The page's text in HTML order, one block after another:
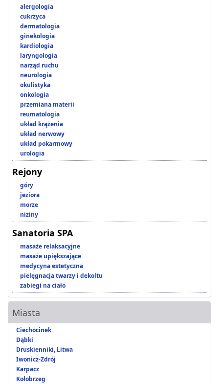
alergologia
cukrzyca
dermatologia
ginekologia
kardiologia
laryngologia
narząd ruchu
neurologia
okulistyka
onkologia
przemiana materii
reumatologia
układ krążenia
układ nerwowy
układ pokarmowy
urologia
Rejony
góry
jeziora
morze
niziny
Sanatoria SPA
masaże relaksacyjne
masaże upiększające
medycyna estetyczna
pielęgnacja twarzy i dekoltu
zabiegi na ciało
Miasta
Ciechocinek
Dąbki
Druskienniki, Litwa
Iwonicz-Zdrój
Karpacz
Kołobrzeg